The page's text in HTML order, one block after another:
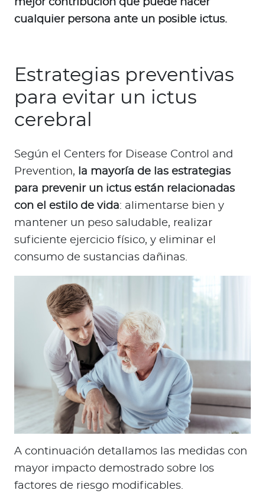
mejor contribución que puede hacer
cualquier persona ante un posible ictus.
Estrategias preventivas
para evitar un ictus
cerebral
Según el Centers for Disease Control and
Prevention, la mayoría de las estrategias
para prevenir un ictus están relacionadas
con el estilo de vida: alimentarse bien y
mantener un peso saludable, realizar
suficiente ejercicio físico, y eliminar el
consumo de sustancias dañinas.
A continuación detallamos las medidas con
mayor impacto demostrado sobre los
factores de riesgo modificables.